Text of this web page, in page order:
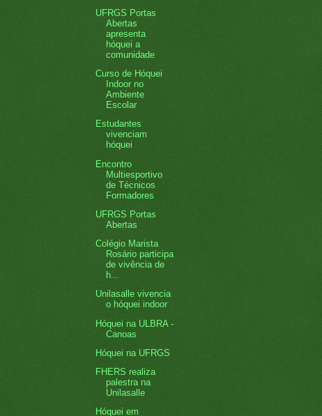
UFRGS Portas
Abertas
apresenta
hóquei a
comunidade
Curso de Hóquei
Indoor no
Ambiente
Escolar
Estudantes
vivenciam
hóquei
Encontro
Multiesportivo
de Técnicos
Formadores
UFRGS Portas
Abertas
Colégio Marista
Rosário participa
de vivência de
h...
Unilasalle vivencia
o hóquei indoor
Hóquei na ULBRA -
Canoas
Hóquei na UFRGS
FHERS realiza
palestra na
Unilasalle
Hóquei em